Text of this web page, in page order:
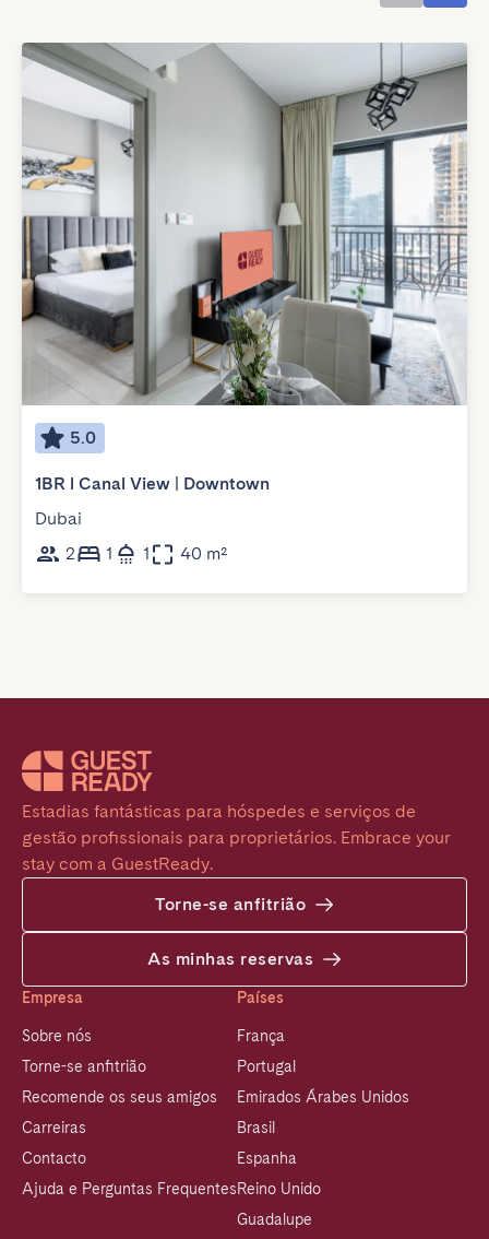
5.0
1BR l Canal View | Downtown
Dubai
2
1 1 40 m²
Estadias fantásticas para hóspedes e serviços de
gestão profissionais para proprietários. Embrace your
stay com a GuestReady.
Torne-se anfitrião
As minhas reservas
Empresa
Sobre nós
Torne-se anfitrião
Recomende os seus amigos
Carreiras
Contacto
Ajuda e Perguntas Frequentes
Países
França
Portugal
Emirados Árabes Unidos
Brasil
Espanha
Reino Unido
Guadalupe